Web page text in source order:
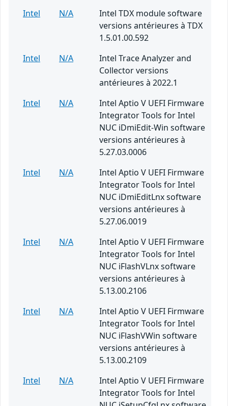
Intel
N/A
Intel TDX module software
versions antérieures à TDX
1.5.01.00.592
Intel
N/A
Intel Trace Analyzer and
Collector versions
antérieures à 2022.1
Intel
N/A
Intel Aptio V UEFI Firmware
Integrator Tools for Intel
NUC iDmiEdit-Win software
versions antérieures à
5.27.03.0006
Intel
N/A
Intel Aptio V UEFI Firmware
Integrator Tools for Intel
NUC iDmiEditLnx software
versions antérieures à
5.27.06.0019
Intel
N/A
Intel Aptio V UEFI Firmware
Integrator Tools for Intel
NUC iFlashVLnx software
versions antérieures à
5.13.00.2106
Intel
N/A
Intel Aptio V UEFI Firmware
Integrator Tools for Intel
NUC iFlashVWin software
versions antérieures à
5.13.00.2109
Intel
N/A
Intel Aptio V UEFI Firmware
Integrator Tools for Intel